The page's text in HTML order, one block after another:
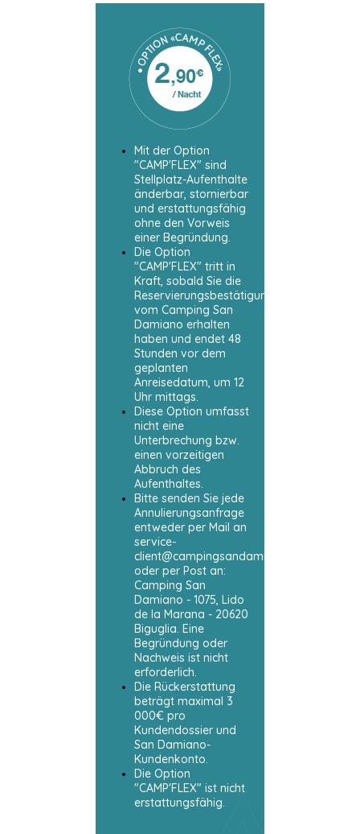
Mit der Option
"CAMP'FLEX" sind
Stellplatz-Aufenthalte
änderbar, stornierbar
und erstattungsfähig
ohne den Vorweis
einer Begründung.
Die Option
"CAMP'FLEX" tritt in
Kraft, sobald Sie die
Reservierungsbestätigung
vom Camping San
Damiano erhalten
haben und endet 48
Stunden vor dem
geplanten
Anreisedatum, um 12
Uhr mittags.
Diese Option umfasst
nicht eine
Unterbrechung bzw.
einen vorzeitigen
Abbruch des
Aufenthaltes.
Bitte senden Sie jede
Annulierungsanfrage
entweder per Mail an
service-
client@campingsandamiano.com
oder per Post an:
Camping San
Damiano - 1075, Lido
de la Marana - 20620
Biguglia. Eine
Begründung oder
Nachweis ist nicht
erforderlich.
Die Rückerstattung
beträgt maximal 3
000€ pro
Kundendossier und
San Damiano-
Kundenkonto.
Die Option
"CAMP'FLEX" ist nicht
erstattungsfähig.